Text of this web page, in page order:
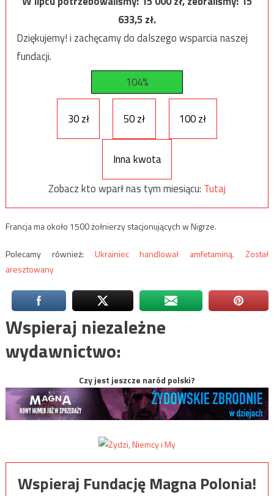
633,5zł.
Dziękujemy! i zachęcamy do dalszego wsparcia naszej
fundacji.
104%
30 zł 50 zł 100 zł
Inna kwota
Zobacz kto wparł nas tym miesiącu: Tutaj
Francja ma około 1500 żołnierzy stacjonujących w Nigrze.
Polecamy również: Ukrainiec handlował amfetaminą. Został
aresztowany
Wspieraj niezależne
wydawnictwo:
Czy jest jeszcze naród polski?
Wspieraj Fundację Magna Polonia!